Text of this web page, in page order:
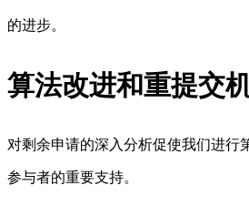
的进步。
算法改进和重提交
对剩余申请的深入分析促使我们进行
参与者的重要支持。